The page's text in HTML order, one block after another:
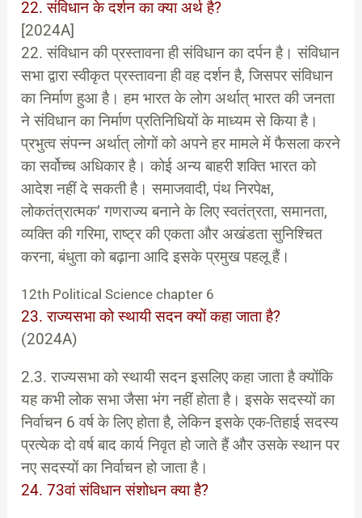
22. संविधान के दर्शन का क्या अर्थ है?
[2024A]
22. संविधान की प्रस्तावना ही संविधान का दर्पन है। संविधान
सभा द्वारा स्वीकृत प्रस्तावना ही वह दर्शन है, जिसपर संविधान
का निर्माण हुआ है। हम भारत के लोग अर्थात् भारत की जनता
ने संविधान का निर्माण प्रतिनिधियों के माध्यम से किया है।
प्रभुत्व संपन्न अर्थात् लोगों को अपने हर मामले में फैसला करने
का सर्वोच्च अधिकार है। कोई अन्य बाहरी शक्ति भारत को
आदेश नहीं दे सकती है। समाजवादी, पंथ निरपेक्ष,
लोकतंत्रात्मक’ गणराज्य बनाने के लिए स्वतंत्रता, समानता,
व्यक्ति की गरिमा, राष्ट्र की एकता और अखंडता सुनिश्चित
करना, बंधुता को बढ़ाना आदि इसके प्रमुख पहलू हैं।
12th Political Science chapter 6
23. राज्यसभा को स्थायी सदन क्यों कहा जाता है?
(2024A)
2.3. राज्यसभा को स्थायी सदन इसलिए कहा जाता है क्योंकि
यह कभी लोक सभा जैसा भंग नहीं होता है। इसके सदस्यों का
निर्वाचन 6 वर्ष के लिए होता है, लेकिन इसके एक-तिहाई सदस्य
प्रत्येक दो वर्ष बाद कार्य निवृत हो जाते हैं और उसके स्थान पर
नए सदस्यों का निर्वाचन हो जाता है।
24. 73वां संविधान संशोधन क्या है?